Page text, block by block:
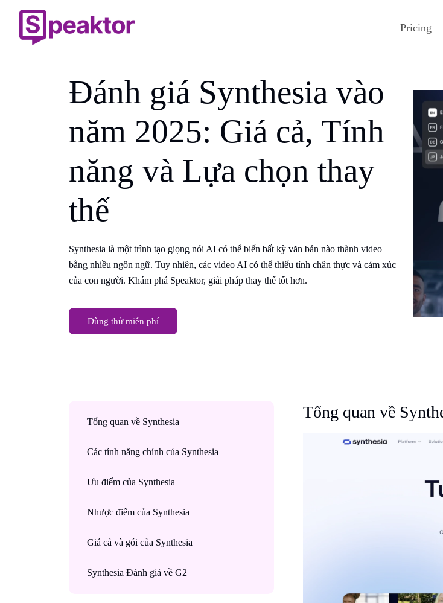
Pricing
Đánh giá Synthesia vào
năm 2025: Giá cả, Tính
năng và Lựa chọn thay
thế
Synthesia là một trình tạo giọng nói AI có thể biến bất kỳ văn bản nào thành video
bằng nhiều ngôn ngữ. Tuy nhiên, các video AI có thể thiếu tính chân thực và cảm xúc
của con người. Khám phá Speaktor, giải pháp thay thế tốt hơn.
Dùng thử miễn phí
Tổng quan về Synthesia
Các tính năng chính của Synthesia
Ưu điểm của Synthesia
Nhược điểm của Synthesia
Giá cả và gói của Synthesia
Synthesia Đánh giá về G2
Tổng quan về